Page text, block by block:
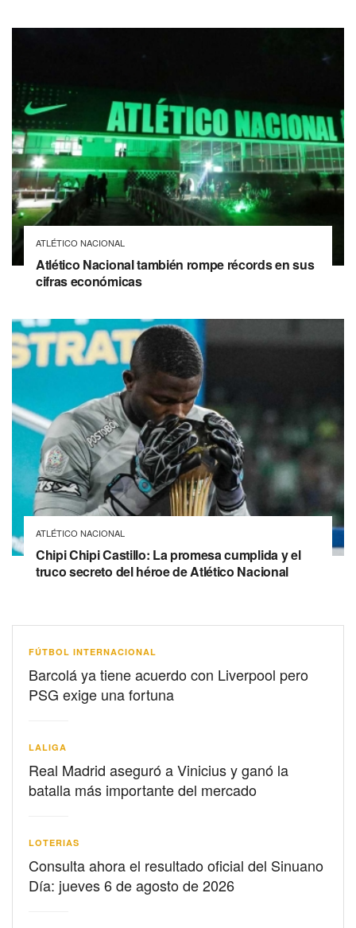
ATLÉTICO NACIONAL
Atlético Nacional también rompe récords en sus
cifras económicas
ATLÉTICO NACIONAL
Chipi Chipi Castillo: La promesa cumplida y el
truco secreto del héroe de Atlético Nacional
FÚTBOL INTERNACIONAL
Barcolá ya tiene acuerdo con Liverpool pero
PSG exige una fortuna
LALIGA
Real Madrid aseguró a Vinicius y ganó la
batalla más importante del mercado
LOTERIAS
Consulta ahora el resultado oficial del Sinuano
Día: jueves 6 de agosto de 2026